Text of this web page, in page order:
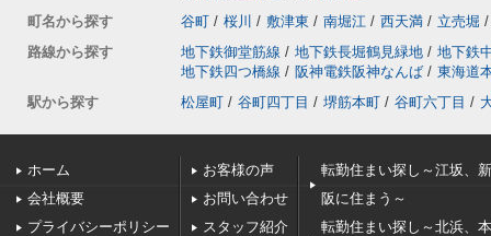
町名から探す
谷町 / 桜川 / 敷津東 / 南堀江 / 西天満 / 立売堀 /
路線から探す
地下鉄御堂筋線 / 地下鉄長堀鶴見緑地 / 地下鉄
地下鉄四つ橋線 / 阪神電鉄阪神なんば / 東海道
駅から探す
松屋町 / 谷町四丁目 / 堺筋本町 / 谷町六丁目 /
ホーム
会社概要
プライバシーポリシー
お客様の声
お問い合わせ
スタッフ紹介
転勤住まい探し～江坂、
阪に住まう～
転勤住まい探し～北浜、